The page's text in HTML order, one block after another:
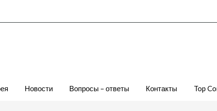
Новости Вопросы – ответы Контакты Top